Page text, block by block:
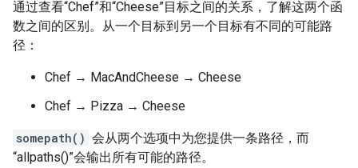
通过查看“Chef”和“Cheese”目标之间的关系，了解这两个函
数之间的区别。从一个目标到另一个目标有不同的可能路
径：
Chef → MacAndCheese → Cheese
Chef → Pizza → Cheese
somepath() 会从两个选项中为您提供一条路径，而
“allpaths()”会输出所有可能的路径。